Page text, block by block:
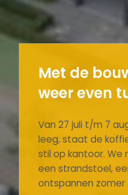
Met de
weer even
Van 27 juli t/m 7
leeg, staat de
stil op kantoor. We
een strandstoel,
ontspannen zomer